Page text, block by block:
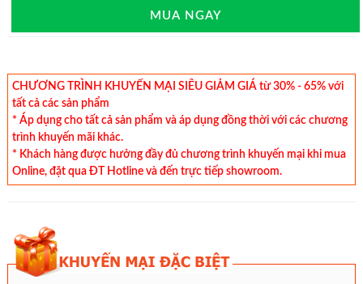
MUA NGAY
CHƯƠNG TRÌNH KHUYẾN MẠI SIÊU GIẢM GIÁ từ 30% - 65% với
tất cả các sản phẩm
* Áp dụng cho tất cả sản phẩm và áp dụng đồng thời với các chương
trình khuyến mãi khác.
* Khách hàng được hưởng đầy đủ chương trình khuyến mại khi mua
Online, đặt qua ĐT Hotline và đến trực tiếp showroom.